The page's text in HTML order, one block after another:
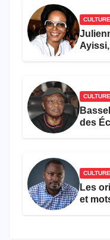
CULTURE
CULTURE
des
CULTURE
Les
et